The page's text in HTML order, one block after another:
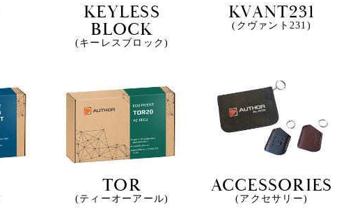
KEYLESS
BLOCK
(キーレスブロック)
KVANT231
(クヴァント231)
TOR
(ティーオーアール)
ACCESSORIES
(アクセサリー)